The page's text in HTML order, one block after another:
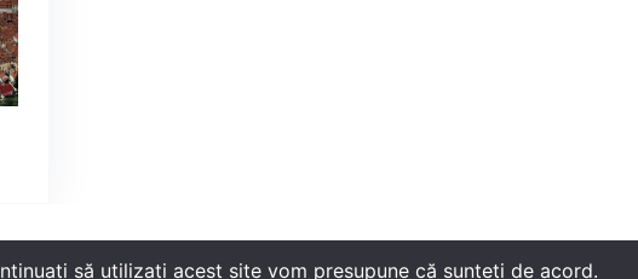
să utilizați acest site vom presupune că sunteți de acord.